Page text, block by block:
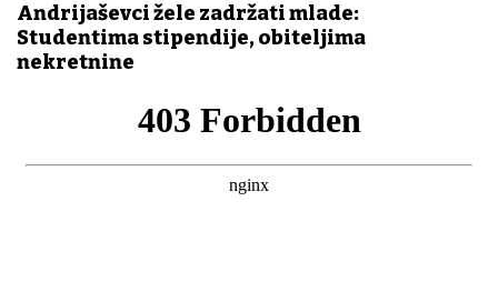
Andrijaševci žele zadržati mlade:
Studentima stipendije, obiteljima
nekretnine